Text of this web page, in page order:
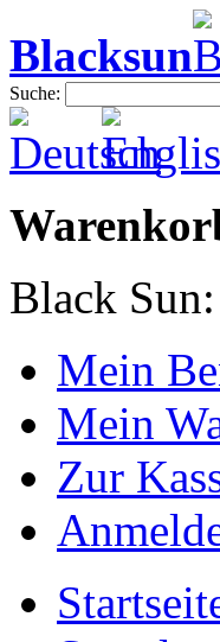
Blacksun
Suche:
Black
Mein
Mein
Zur